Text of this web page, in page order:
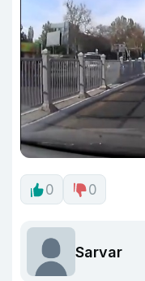
0 0
Sarvar